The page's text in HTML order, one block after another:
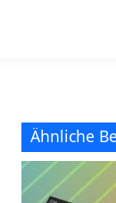
Ähnliche